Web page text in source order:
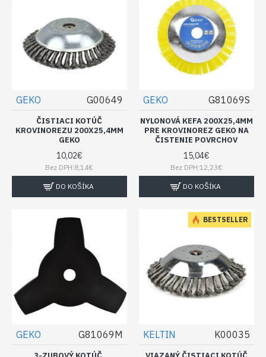
GEKO G00649
ČISTIACI KOTÚČ
KROVINOREZU 200X25,4MM
GEKO
10,02€
Bez DPH:8,14€
DO KOŠÍKA
GEKO G81069S
NYLONOVÁ KEFA 200X25,4MM
PRE KROVINOREZ GEKO NA
ČISTENIE POVRCHOV
15,04€
Bez DPH:12,23€
DO KOŠÍKA
GEKO G81069M
BESTSELLER
KELTIN K00035